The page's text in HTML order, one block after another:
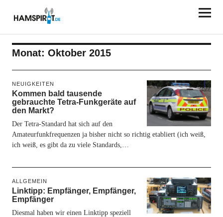
HAMSPIRIT.DE
Monat: Oktober 2015
NEUIGKEITEN
Kommen bald tausende
gebrauchte Tetra-Funkgeräte auf
den Markt?
Der Tetra-Standard hat sich auf den
Amateurfunkfrequenzen ja bisher nicht so richtig etabliert (ich weiß,
ich weiß, es gibt da zu viele Standards,…
ALLGEMEIN
Linktipp: Empfänger, Empfänger,
Empfänger
Diesmal haben wir einen Linktipp speziell